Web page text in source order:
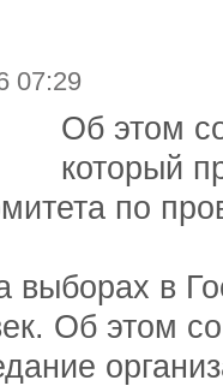
07:29
Об этом
который
по
выборах в
Об этом